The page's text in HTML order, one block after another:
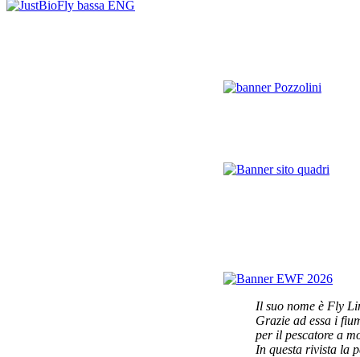
Il suo nome è Fly
Grazie ad essa i
per il pescatore a
In questa rivista la